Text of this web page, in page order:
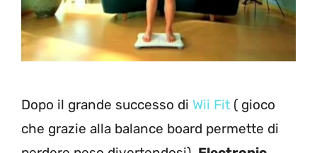
Dopo il grande successo di Wii Fit ( gioco
che grazie alla balance board permette di